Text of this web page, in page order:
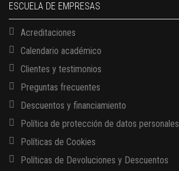
ESCUELA DE EMPRESAS
Acreditaciones
Calendario académico
Clientes y testimonios
Preguntas frecuentes
Descuentos y financiamiento
Política de protección de datos personales
Políticas de Cookies
Políticas de Devoluciones y Descuentos
13 AGOSTO, 2026